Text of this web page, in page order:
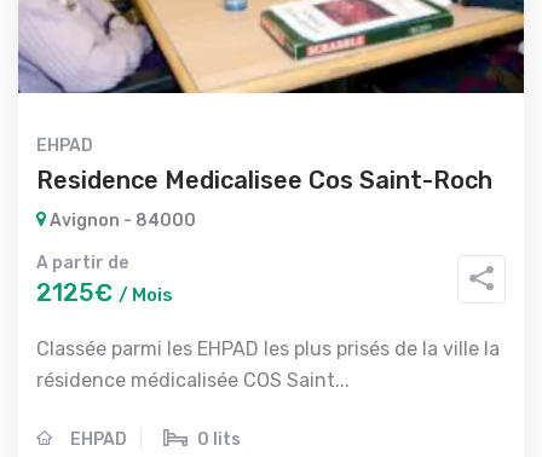
EHPAD
Residence Medicalisee Cos Saint-Roch
Avignon - 84000
A partir de
2125€ / Mois
Classée parmi les EHPAD les plus prisés de la ville la
résidence médicalisée COS Saint...
EHPAD 0 lits